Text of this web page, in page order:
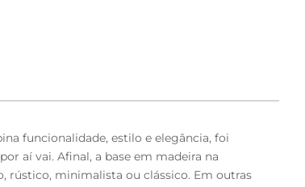
funcionalidade, estilo e elegância, foi
aí vai. Afinal, a base em madeira na
rústico, minimalista ou clássico. Em outras